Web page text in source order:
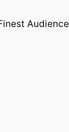
Audience